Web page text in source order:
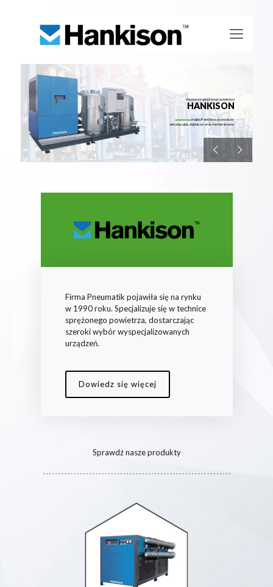
Osuszacze sprężonego powietrza
HANKISON
znajdą Państwo osuszacze:
adsorpcyjne, ziębnicze oraz membranowe.
Firma Pneumatik pojawiła się na rynku
w 1990 roku. Specjalizuje się w technice
sprężonego powietrza, dostarczając
szeroki wybór wyspecjalizowanych
urządzeń.
Dowiedz się więcej
Sprawdź nasze produkty